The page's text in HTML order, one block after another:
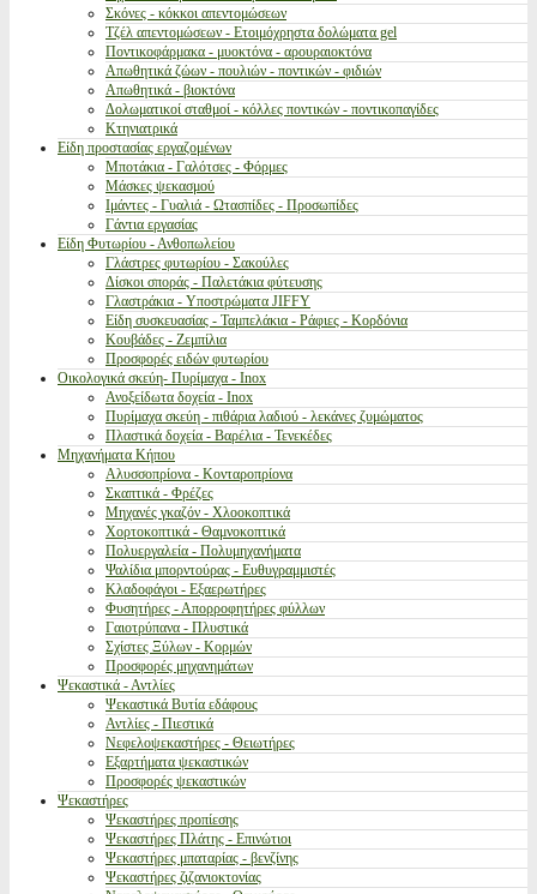
Σκόνες - κόκκοι απεντομώσεων
Τζέλ απεντομώσεων - Ετοιμόχρηστα δολώματα gel
Ποντικοφάρμακα - μυοκτόνα - αρουραιοκτόνα
Απωθητικά ζώων - πουλιών - ποντικών - φιδιών
Απωθητικά - βιοκτόνα
Δολωματικοί σταθμοί - κόλλες ποντικών - ποντικοπαγίδες
Κτηνιατρικά
Είδη προστασίας εργαζομένων
Μποτάκια - Γαλότσες - Φόρμες
Μάσκες ψεκασμού
Ιμάντες - Γυαλιά - Ωτασπίδες - Προσωπίδες
Γάντια εργασίας
Είδη Φυτωρίου - Ανθοπωλείου
Γλάστρες φυτωρίου - Σακούλες
Δίσκοι σποράς - Παλετάκια φύτευσης
Γλαστράκια - Υποστρώματα JIFFY
Είδη συσκευασίας - Ταμπελάκια - Ράφιες - Κορδόνια
Κουβάδες - Ζεμπίλια
Προσφορές ειδών φυτωρίου
Οικολογικά σκεύη- Πυρίμαχα - Inox
Ανοξείδωτα δοχεία - Inox
Πυρίμαχα σκεύη - πιθάρια λαδιού - λεκάνες ζυμώματος
Πλαστικά δοχεία - Βαρέλια - Τενεκέδες
Μηχανήματα Κήπου
Αλυσσοπρίονα - Κονταροπρίονα
Σκαπτικά - Φρέζες
Μηχανές γκαζόν - Χλοοκοπτικά
Χορτοκοπτικά - Θαμνοκοπτικά
Πολυεργαλεία - Πολυμηχανήματα
Ψαλίδια μπορντούρας - Ευθυγραμμιστές
Κλαδοφάγοι - Εξαερωτήρες
Φυσητήρες - Απορροφητήρες φύλλων
Γαιοτρύπανα - Πλυστικά
Σχίστες Ξύλων - Κορμών
Προσφορές μηχανημάτων
Ψεκαστικά - Αντλίες
Ψεκαστικά Βυτία εδάφους
Αντλίες - Πιεστικά
Νεφελοψεκαστήρες - Θειωτήρες
Εξαρτήματα ψεκαστικών
Προσφορές ψεκαστικών
Ψεκαστήρες
Ψεκαστήρες προπίεσης
Ψεκαστήρες Πλάτης - Επινώτιοι
Ψεκαστήρες μπαταρίας - βενζίνης
Ψεκαστήρες ζιζανιοκτονίας